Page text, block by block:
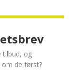
tilbud, og
om de først?